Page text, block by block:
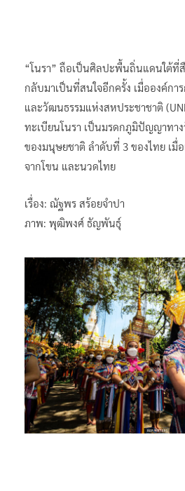
“โนรา” ถือเป็นศิลปะพื้นถิ่นแดนใต้ที่
กลับมาเป็นที่สนใจอีกครั้ง เมื่อองค์กา
และวัฒนธรรมแห่งสหประชาชาติ
ทะเบียนโนรา เป็นมรดกภูมิปัญญาทา
ของมนุษยชาติ ลำดับที่ 3 ของไทย เมื่
จากโขน และนวดไทย
เรื่อง: ณัฐพร สร้อยจำปา
ภาพ: พุฒิพงศ์ ธัญพันธุ์